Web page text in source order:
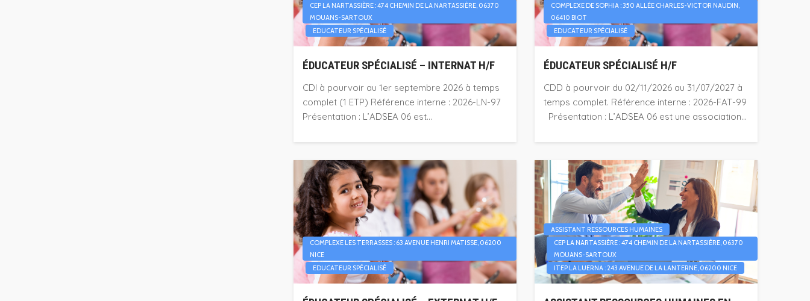
CEP LA NARTASSIÈRE : 474 CHEMIN DE LA NARTASSIÈRE, 06370
MOUANS-SARTOUX
EDUCATEUR SPÉCIALISÉ
ÉDUCATEUR SPÉCIALISÉ – INTERNAT H/F
CDI à pourvoir au 1er septembre 2026 à temps
complet (1 ETP) Référence interne : 2026-LN-97
Présentation : L’ADSEA 06 est...
COMPLEXE DE SOPHIA : 350 ALLÉE CHARLES-VICTOR NAUDIN,
06410 BIOT
EDUCATEUR SPÉCIALISÉ
ÉDUCATEUR SPÉCIALISÉ H/F
CDD à pourvoir du 02/11/2026 au 31/07/2027 à
temps complet. Référence interne : 2026-FAT-99
Présentation : L’ADSEA 06 est une association...
COMPLEXE LES TERRASSES : 63 AVENUE HENRI MATISSE, 06200
NICE
EDUCATEUR SPÉCIALISÉ
ASSISTANT RESSOURCES HUMAINES
CEP LA NARTASSIÈRE : 474 CHEMIN DE LA NARTASSIÈRE, 06370
MOUANS-SARTOUX
ITEP LA LUERNA : 243 AVENUE DE LA LANTERNE, 06200 NICE